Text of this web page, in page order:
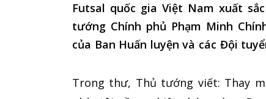
Futsal quốc gia Việt Nam xuất
tướng Chính phủ Phạm Minh
của Ban Huấn luyện và các Đội
Trong thư, Thủ tướng viết: Thay